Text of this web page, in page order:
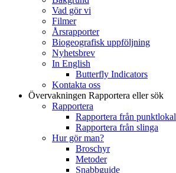
Vad gör vi
Filmer
Årsrapporter
Biogeografisk uppföljning
Nyhetsbrev
In English
Butterfly Indicators
Kontakta oss
Övervakningen Rapportera eller sök
Rapportera
Rapportera från punktlokal
Rapportera från slinga
Hur gör man?
Broschyr
Metoder
Snabbguide